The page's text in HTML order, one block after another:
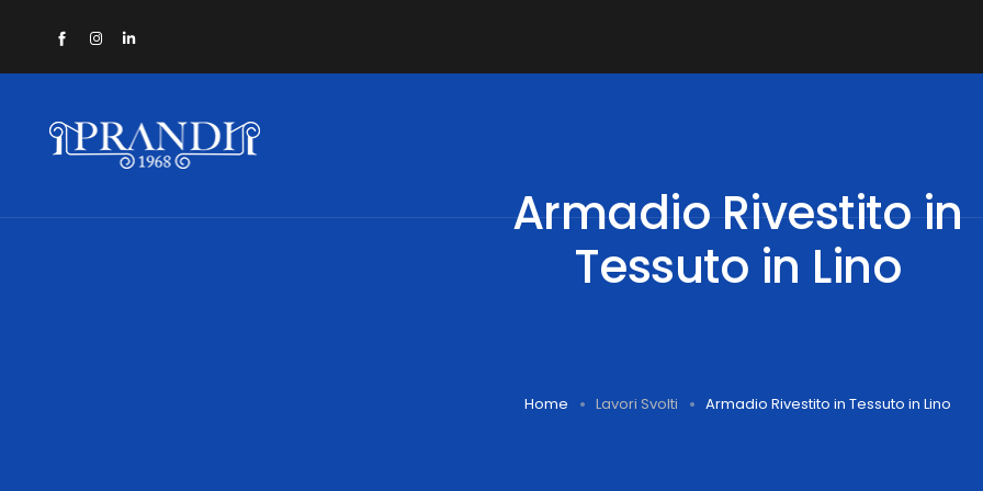
Armadio Rivestito in
Tessuto in Lino
Home Lavori Svolti Armadio Rivestito in Tessuto in Lino